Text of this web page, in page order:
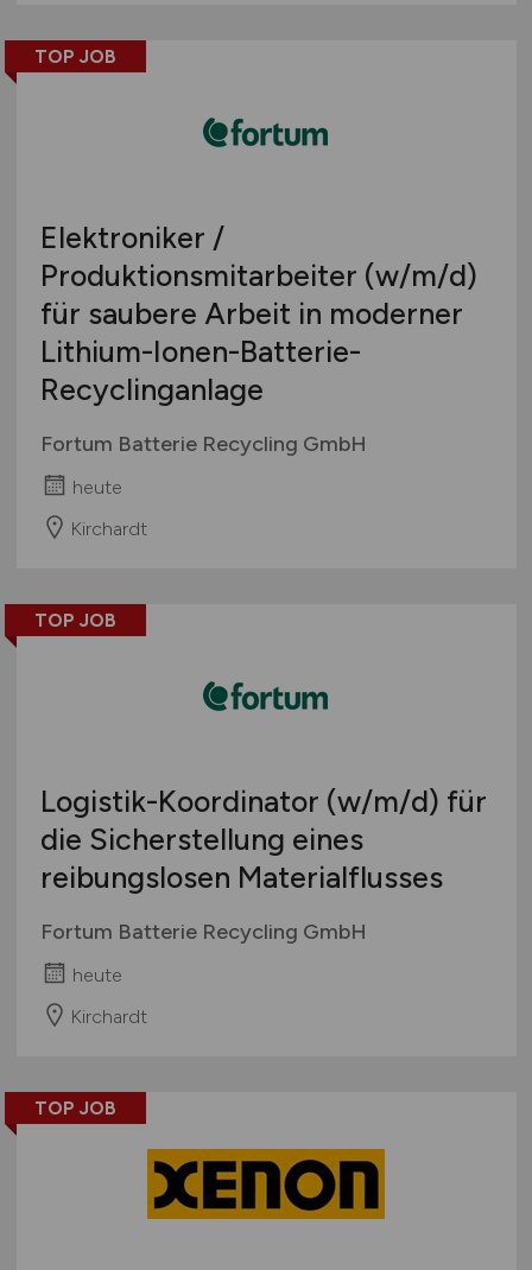
TOP JOB
Elektroniker /
Produktionsmitarbeiter (w/m/d)
für saubere Arbeit in moderner
Lithium-Ionen-Batterie-
Recyclinganlage
Fortum Batterie Recycling GmbH
heute
Kirchardt
TOP JOB
Logistik-Koordinator (w/m/d) für
die Sicherstellung eines
reibungslosen Materialflusses
Fortum Batterie Recycling GmbH
heute
Kirchardt
TOP JOB